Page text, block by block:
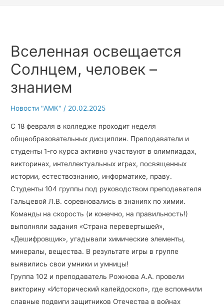
Вселенная освещается
Солнцем, человек –
знанием
Новости "АМК" / 20.02.2025
С 18 февраля в колледже проходит неделя
общеобразовательных дисциплин. Преподаватели и
студенты 1-го курса активно участвуют в олимпиадах,
викторинах, интеллектуальных играх, посвященных
истории, естествознанию, информатике, праву.
Студенты 104 группы под руководством преподавателя
Гальцевой Л.В. соревновались в знаниях по химии.
Команды на скорость (и конечно, на правильность!)
выполняли задания «Страна перевертышей»,
«Дешифровщик», угадывали химические элементы,
минералы, вещества. В результате игры в группе
выявились свои умники и умницы!
Группа 102 и преподаватель Рожнова А.А. провели
викторину «Исторический калейдоскоп», где вспомнили
славные подвиги защитников Отечества в войнах